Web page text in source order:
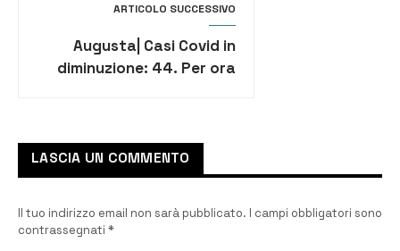
ARTICOLO SUCCESSIVO
Augusta| Casi Covid in
diminuzione: 44. Per ora
LASCIA UN COMMENTO
Il tuo indirizzo email non sarà pubblicato. I campi obbligatori sono
contrassegnati *